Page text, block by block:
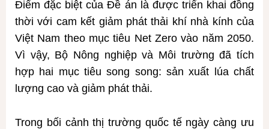
Điểm đặc biệt của Đề án là được triển khai đồng
thời với cam kết giảm phát thải khí nhà kính của
Việt Nam theo mục tiêu Net Zero vào năm 2050.
Vì vậy, Bộ Nông nghiệp và Môi trường đã tích
hợp hai mục tiêu song song: sản xuất lúa chất
lượng cao và giảm phát thải.
Trong bối cảnh thị trường quốc tế ngày càng ưu